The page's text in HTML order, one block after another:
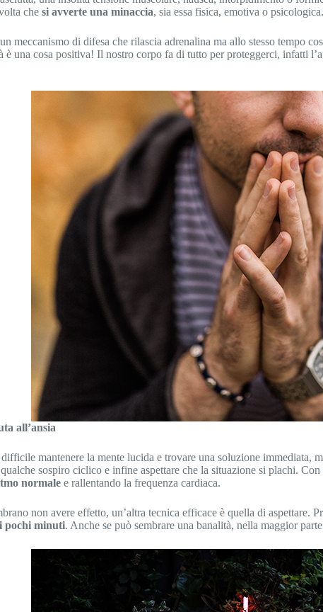
che si avverte una minaccia, sia essa fisica, emotiva o psicologica.
meccanismo di difesa che rilascia adrenalina ma allo stesso tempo
è una cosa positiva! Il nostro corpo fa di tutto per proteggerci, infatti
all’ansia
mantenere la mente lucida e trovare una soluzione
sospiro ciclico e infine aspettare che la situazione si plachi.
normale e rallentando la frequenza cardiaca.
non avere effetto, un’altra tecnica efficace è quella di aspettare.
pochi minuti. Anche se può sembrare una banalità, nella maggior